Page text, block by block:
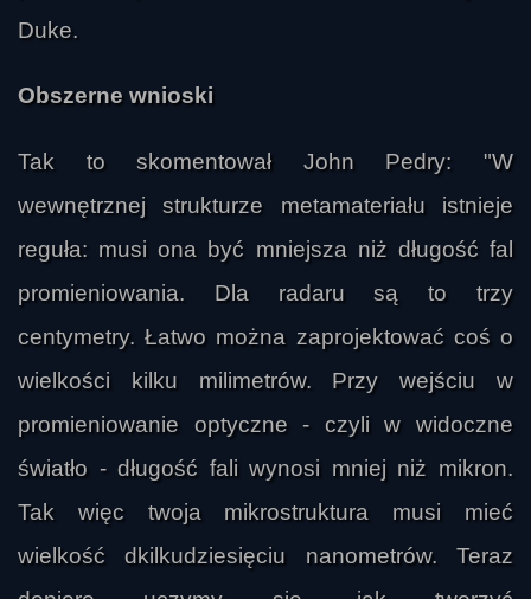
Duke.
Obszerne wnioski
Tak to skomentował John Pedry: "W
wewnętrznej strukturze metamateriału istnieje
reguła: musi ona być mniejsza niż długość fal
promieniowania. Dla radaru są to trzy
centymetry. Łatwo można zaprojektować coś o
wielkości kilku milimetrów. Przy wejściu w
promieniowanie optyczne - czyli w widoczne
światło - długość fali wynosi mniej niż mikron.
Tak więc twoja mikrostruktura musi mieć
wielkość dkilkudziesięciu nanometrów. Teraz